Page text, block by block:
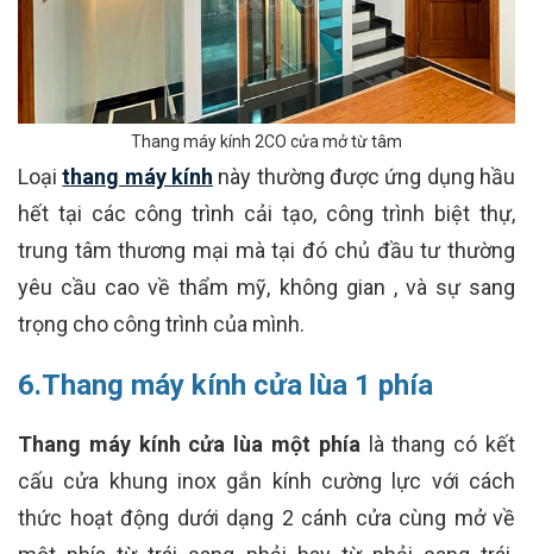
Thang máy kính 2CO cửa mở từ tâm
Loạithang máy kính này thường được ứng dụng hầu
hết tại các công trình cải tạo, công trình biệt thự,
trung tâm thương mại mà tại đó chủ đầu tư thường
yêu cầu cao về thẩm mỹ, không gian , và sự sang
trọng cho công trình của mình.
6.Thang máy kính cửa lùa 1 phía
Thang máy kính cửa lùa một phía là thang có kết
cấu cửa khung inox gắn kính cường lực với cách
thức hoạt động dưới dạng 2 cánh cửa cùng mở về